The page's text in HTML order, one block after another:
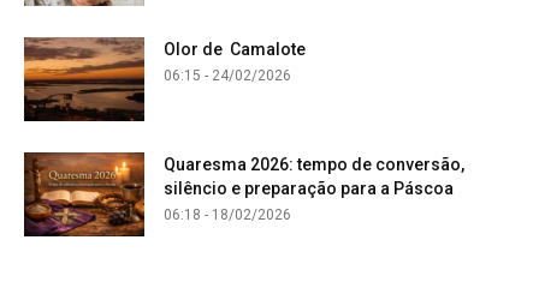
Olor de Camalote
06:15 - 24/02/2026
Quaresma 2026: tempo de conversão,
silêncio e preparação para a Páscoa
06:18 - 18/02/2026